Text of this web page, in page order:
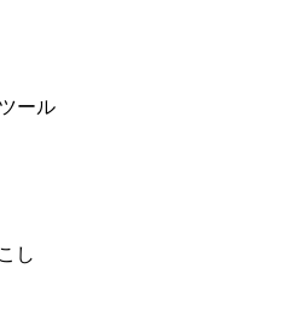
ール
し